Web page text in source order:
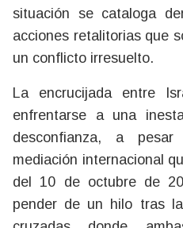
situación se cataloga
acciones retalitorias que
un conflicto irresuelto.
La encrucijada entre
enfrentarse a una
desconfianza, a
mediación internacional
del 10 de octubre de
pender de un hilo tras